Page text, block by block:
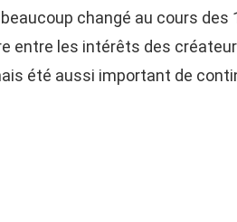
changé au cours
entre les intérêts des
été aussi important de